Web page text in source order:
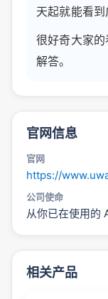
天起就能看到
很好奇大家
解答。
官网信息
官网
https://
公司使命
从你已在使用的
相关产品